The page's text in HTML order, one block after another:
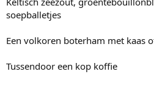
soepballetjes
Een volkoren boterham met kaas
Tussendoor een kop koffie